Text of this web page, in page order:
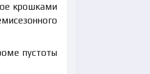
крошками
пустоты